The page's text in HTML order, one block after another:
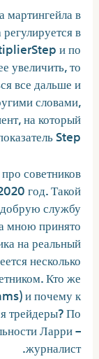
в
в
и по
увеличить, то
все дальше и
словами,
на который
Step.
советников
год. Такой
службу
мною принято
на реальный
несколько
Кто же
и почему к
трейдеры? По
Ларри –
журналист.